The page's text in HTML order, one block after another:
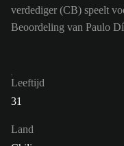
verdediger (CB) speelt
Beoordeling van Paulo
Leeftijd
31
Land